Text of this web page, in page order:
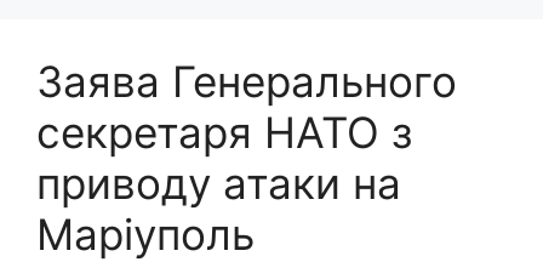
Заява Генерального
секретаря НАТО з
приводу атаки на
Маріуполь